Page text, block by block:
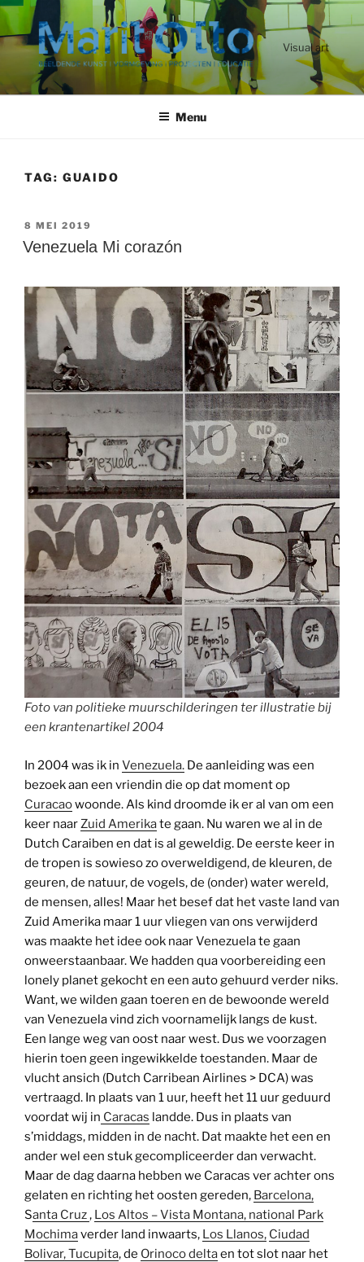
Ga
naar
de
Visual art
Menu
TAG: GUAIDO
GEPLAATST
OP
8 MEI 2019
Venezuela Mi corazón
Foto van politieke muurschilderingen ter illustratie bij
een krantenartikel 2004
In 2004 was ik in Venezuela. De aanleiding was een
bezoek aan een vriendin die op dat moment op
Curacaowoonde. Als kind droomde ik er al van om een
keer naarZuid Amerikate gaan. Nu waren we al in de
Dutch Caraiben en dat is al geweldig. De eerste keer in
de tropen is sowieso zo overweldigend, de kleuren, de
geuren, de natuur, de vogels, de (onder) water wereld,
de mensen, alles! Maar het besef dat het vaste land van
Zuid Amerika maar 1 uur vliegen van ons verwijderd
was maakte het idee ook naar Venezuela te gaan
onweerstaanbaar. We hadden qua voorbereiding een
lonely planet gekocht en een auto gehuurd verder niks.
Want, we wilden gaan toeren en de bewoonde wereld
van Venezuela vind zich voornamelijk langs de kust.
Een lange weg van oost naar west. Dus we voorzagen
hierin toen geen ingewikkelde toestanden. Maar de
vlucht ansich (Dutch Carribean Airlines > DCA) was
vertraagd. In plaats van 1 uur, heeft het 11 uur geduurd
voordat wij in Caracas landde. Dus in plaats van
s’middags, midden in de nacht. Dat maakte het een en
ander wel een stuk gecompliceerder dan verwacht.
Maar de dag daarna hebben we Caracas ver achter ons
gelaten en richting het oosten gereden, Barcelona,
Santa Cruz, Los Altos – Vista Montana, national Park
Mochimaverder land inwaarts, Los Llanos, Ciudad
Bolivar,Tucupita, de Orinoco deltaen tot slot naar het